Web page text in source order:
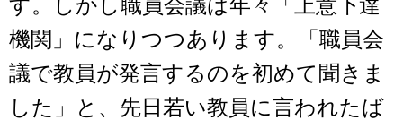
す。しかし職員会議は年々「上意下達
機関」になりつつあります。「職員会
議で教員が発言するのを初めて聞きま
した」と、先日若い教員に言われたば